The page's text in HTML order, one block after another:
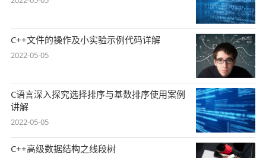
C++文件的操作及小实验示例代码详解
2022-05-05
C语言深入探究选择排序与基数排序使用案例
讲解
2022-05-05
C++高级数据结构之线段树